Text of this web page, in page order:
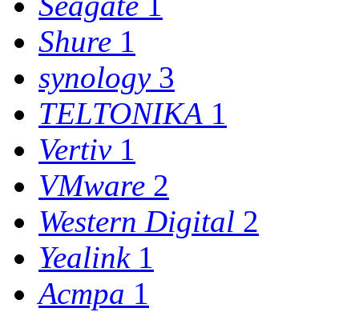
Shure 1
synology 3
TELTONIKA 1
Vertiv 1
VMware 2
Western Digital 2
Yealink 1
Астра 1